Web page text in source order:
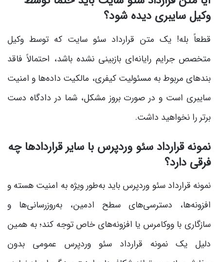
وکیل سایبری دیده شود؟
قطعاً بله! یک متن قرارداد سئو سایت که توسط وکیل
متخصص جرایم رایانه‌ای بازبینی نشده باشد، احتمالاً فاقد
بندهای مربوط به مسئولیت کیفری، مالکیت داده‌ها و امنیت
سایبری است و در صورت بروز مشکل، شما در دادگاه دست
برتر را نخواهید داشت.
نمونه قرارداد سئو وردپرس با سایر قراردادها چه
فرقی دارد؟
نمونه قرارداد سئو وردپرس باید به‌طور ویژه به امنیت هسته و
افزونه‌ها، دسترسی‌های سطح ادمین، به‌روزرسانی‌ها و
سازگاری با ووکامرس یا افزونه‌های خاص توجه کند؛ به همین
دلیل یک نمونه قرارداد سئو وردپرس عمومی بدون